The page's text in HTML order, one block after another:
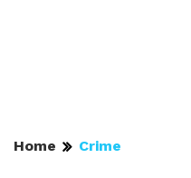
Home Crime